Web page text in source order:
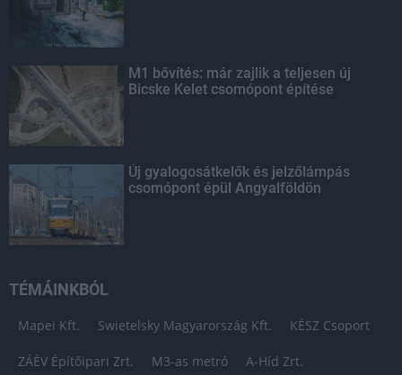
M1 bővítés: már zajlik a teljesen új
Bicske Kelet csomópont építése
Új gyalogosátkelők és jelzőlámpás
csomópont épül Angyalföldön
TÉMÁINKBÓL
Mapei Kft. Swietelsky Magyarország Kft. KÉSZ Csoport
ZÁÉV Építőipari Zrt. M3-as metró A-Híd Zrt.